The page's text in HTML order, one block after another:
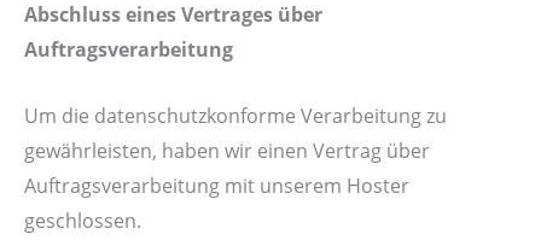
Abschluss eines Vertrages über
Auftragsverarbeitung
Um die datenschutzkonforme Verarbeitung zu
gewährleisten, haben wir einen Vertrag über
Auftragsverarbeitung mit unserem Hoster
geschlossen.